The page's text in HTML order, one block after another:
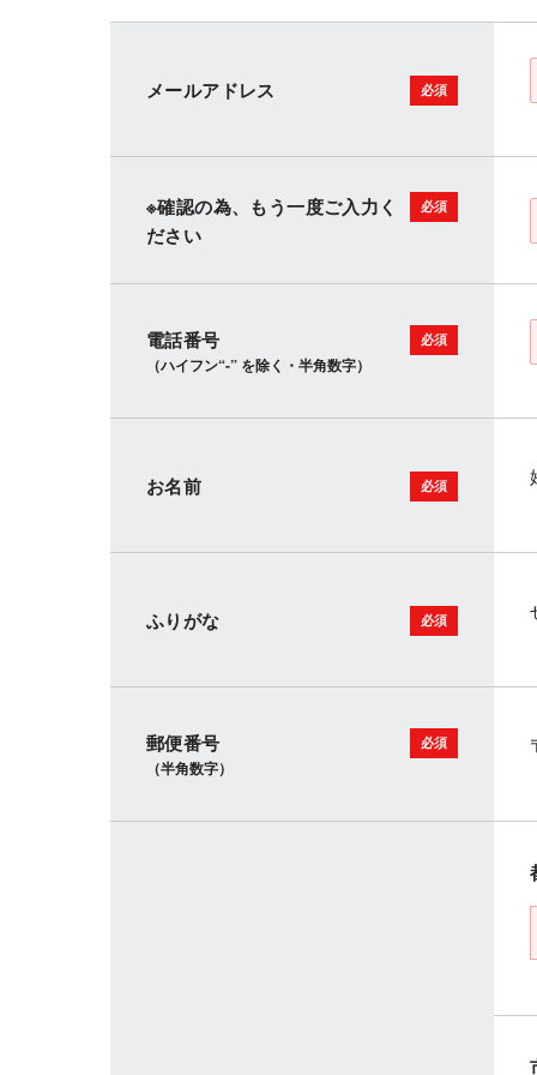
メールアドレス
※確認の為、もう一度ご入力く
ださい
電話番号
（ハイフン“-” を除く・半角数字）
お名前
ふりがな
郵便番号
（半角数字）